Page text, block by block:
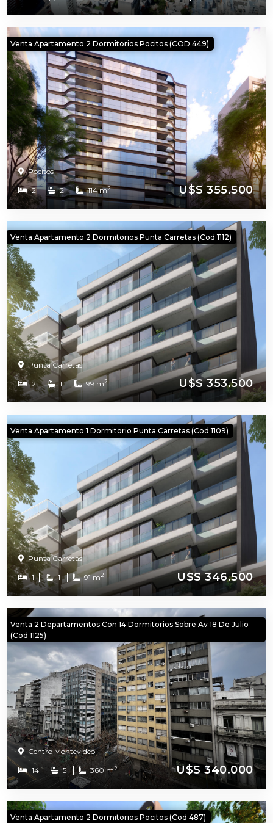
Venta Apartamento 2 Dormitorios Pocitos (COD 449)
Pocitos
2 2 114 m2 U$S 355.500
Venta Apartamento 2 Dormitorios Punta Carretas (cod 1112)
Punta Carretas
2 1 99 m2 U$S 353.500
Venta Apartamento 1 Dormitorio Punta Carretas (cod 1109)
Punta Carretas
1 1 91 m2 U$S 346.500
Venta 2 Departamentos Con 14 Dormitorios Sobre Av 18 De Julio
(cod 1125)
Centro Montevideo
14 5 360 m2 U$S 340.000
Venta Apartamento 2 Dormitorios Pocitos (cod 487)